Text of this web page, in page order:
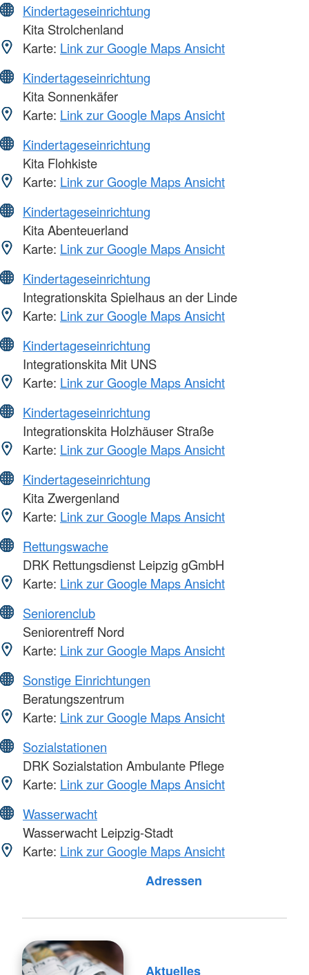
Kindertageseinrichtung
Kita Strolchenland
Karte: Link zur Google Maps Ansicht
Kindertageseinrichtung
Kita Sonnenkäfer
Karte: Link zur Google Maps Ansicht
Kindertageseinrichtung
Kita Flohkiste
Karte: Link zur Google Maps Ansicht
Kindertageseinrichtung
Kita Abenteuerland
Karte: Link zur Google Maps Ansicht
Kindertageseinrichtung
Integrationskita Spielhaus an der Linde
Karte: Link zur Google Maps Ansicht
Kindertageseinrichtung
Integrationskita Mit UNS
Karte: Link zur Google Maps Ansicht
Kindertageseinrichtung
Integrationskita Holzhäuser Straße
Karte: Link zur Google Maps Ansicht
Kindertageseinrichtung
Kita Zwergenland
Karte: Link zur Google Maps Ansicht
Rettungswache
DRK Rettungsdienst Leipzig gGmbH
Karte: Link zur Google Maps Ansicht
Seniorenclub
Seniorentreff Nord
Karte: Link zur Google Maps Ansicht
Sonstige Einrichtungen
Beratungszentrum
Karte: Link zur Google Maps Ansicht
Sozialstationen
DRK Sozialstation Ambulante Pflege
Karte: Link zur Google Maps Ansicht
Wasserwacht
Wasserwacht Leipzig-Stadt
Karte: Link zur Google Maps Ansicht
Adressen
Aktuelles